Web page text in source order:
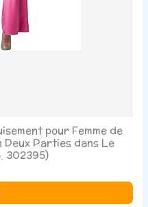
pour Femme de
Deux Parties dans Le
302395)